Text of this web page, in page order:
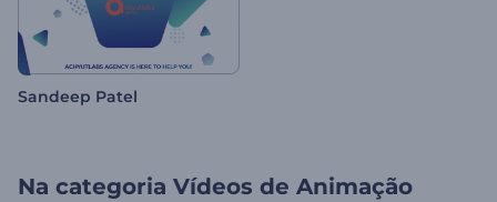
Sandeep Patel
Na categoria Vídeos de Animação